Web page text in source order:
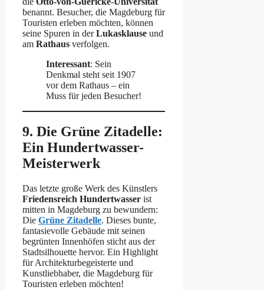
benannt. Besucher, die Magdeburg für
Touristen erleben möchten, können
seine Spuren in derLukasklause und
am Rathaus verfolgen.
Interessant: Sein
Denkmal steht seit 1907
vor dem Rathaus – ein
Muss für jeden Besucher!
9. Die Grüne Zitadelle:
Ein Hundertwasser-
Meisterwerk
Das letzte große Werk des Künstlers
Friedensreich Hundertwasser ist
mitten in Magdeburg zu bewundern:
Die Grüne Zitadelle. Dieses bunte,
fantasievolle Gebäude mit seinen
begrünten Innenhöfen sticht aus der
Stadtsilhouette hervor. Ein Highlight
für Architekturbegeisterte und
Kunstliebhaber, die Magdeburg für
Touristen erleben möchten!